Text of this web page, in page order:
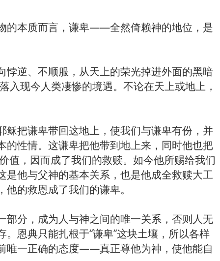
的本质而言，谦卑——全然倚赖神的地位，是
逆、不顺服，从天上的荣光掉进外面的黑暗
入现今人类凄惨的境遇。不论在天上或地上，
把谦卑带回这地上，使我们与谦卑有份，并
性情。这谦卑把他带到地上来，同时他也把
值，因而成了我们的救赎。如今他所赐给我们
他与父神的基本关系，也是他成全救赎大工
的救恩成了我们的谦卑。
分，成为人与神之间的唯一关系，否则人无
恩典只能扎根于“谦卑”这块土壤，所以各样
唯一正确的态度——真正尊他为神，使他能自